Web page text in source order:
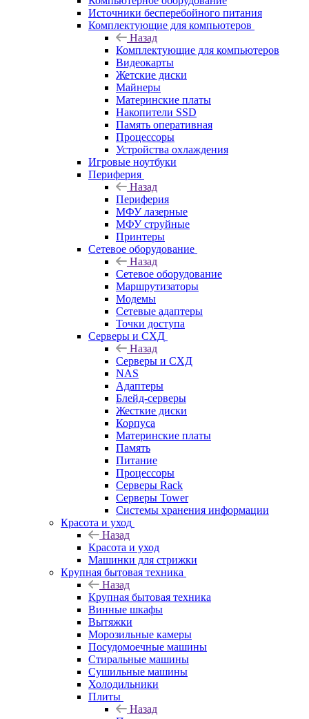
Источники бесперебойного питания
Комплектующие для компьютеров
Назад
Комплектующие для компьютеров
Видеокарты
Жетские диски
Майнеры
Материнские платы
Накопители SSD
Память оперативная
Процессоры
Устройства охлаждения
Игровые ноутбуки
Периферия
Назад
Периферия
МФУ лазерные
МФУ струйные
Принтеры
Сетевое оборудование
Назад
Сетевое оборудование
Маршрутизаторы
Модемы
Сетевые адаптеры
Точки доступа
Серверы и СХД
Назад
Серверы и СХД
NAS
Адаптеры
Блейд-серверы
Жесткие диски
Корпуса
Материнские платы
Память
Питание
Процессоры
Серверы Rack
Серверы Tower
Системы хранения информации
Красота и уход
Назад
Красота и уход
Машинки для стрижки
Крупная бытовая техника
Назад
Крупная бытовая техника
Винные шкафы
Вытяжки
Морозильные камеры
Посудомоечные машины
Стиральные машины
Сушильные машины
Холодильники
Плиты
Назад